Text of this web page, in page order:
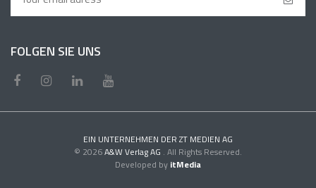
FOLGEN SIE UNS
EIN UNTERNEHMEN DER ZT MEDIEN AG
© 2026A&W Verlag AG . All Rights Reserved.
Developed by itMedia